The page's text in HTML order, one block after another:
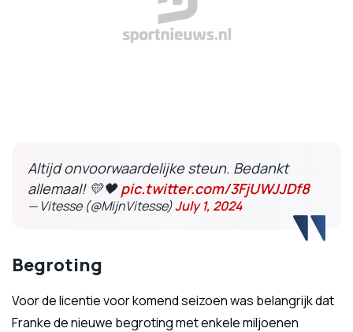
Altijd onvoorwaardelijke steun. Bedankt
allemaal! 💛🖤pic.twitter.com/3FjUWJJDf8
— Vitesse (@MijnVitesse)July 1, 2024
Begroting
Voor de licentie voor komend seizoen was belangrijk dat
Franke de nieuwe begroting met enkele miljoenen